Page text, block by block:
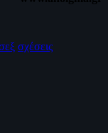
σχέσεις